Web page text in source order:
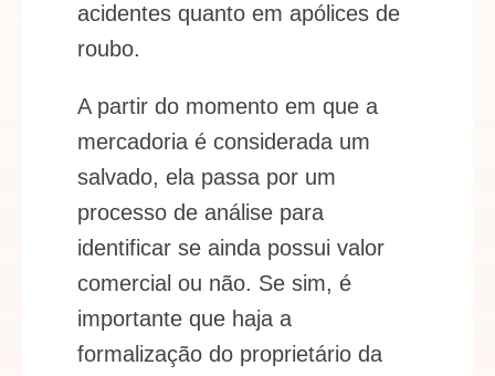
acidentes quanto em apólices de
roubo.
A partir do momento em que a
mercadoria é considerada um
salvado, ela passa por um
processo de análise para
identificar se ainda possui valor
comercial ou não. Se sim, é
importante que haja a
formalização do proprietário da